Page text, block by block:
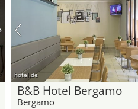
hotel.de
B&B Hotel Bergamo
Bergamo